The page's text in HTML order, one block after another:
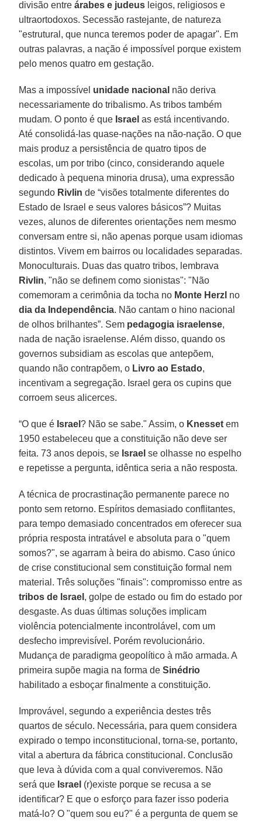
divisão entreárabes e judeus leigos, religiosos e
ultraortodoxos. Secessão rastejante, de natureza
"estrutural, que nunca teremos poder de apagar". Em
outras palavras, a nação é impossível porque existem
pelo menos quatro em gestação.
Mas a impossível unidade nacional não deriva
necessariamente do tribalismo. As tribos também
mudam. O ponto é que Israel as está incentivando.
Até consolidá-las quase-nações na não-nação. O que
mais produz a persistência de quatro tipos de
escolas, um por tribo (cinco, considerando aquele
dedicado à pequena minoria drusa), uma expressão
segundo Rivlin de “visões totalmente diferentes do
Estado de Israel e seus valores básicos”? Muitas
vezes, alunos de diferentes orientações nem mesmo
conversam entre si, não apenas porque usam idiomas
distintos. Vivem em bairros ou localidades separadas.
Monoculturais. Duas das quatro tribos, lembrava
Rivlin, "não se definem como sionistas": "Não
comemoram a cerimônia da tocha no Monte Herzl no
dia da Independência. Não cantam o hino nacional
de olhos brilhantes”. Sem pedagogia israelense,
nada de nação israelense. Além disso, quando os
governos subsidiam as escolas que antepõem,
quando não contrapõem, o Livro ao Estado,
incentivam a segregação. Israel gera os cupins que
corroem seus alicerces.
“O que é Israel? Não se sabe." Assim, o Knesset em
1950 estabeleceu que a constituição não deve ser
feita. 73 anos depois, se Israel se olhasse no espelho
e repetisse a pergunta, idêntica seria a não resposta.
A técnica de procrastinação permanente parece no
ponto sem retorno. Espíritos demasiado conflitantes,
para tempo demasiado concentrados em oferecer sua
própria resposta intratável e absoluta para o "quem
somos?", se agarram à beira do abismo. Caso único
de crise constitucional sem constituição formal nem
material. Três soluções "finais": compromisso entre as
tribos de Israel , golpe de estado ou fim do estado por
desgaste. As duas últimas soluções implicam
violência potencialmente incontrolável, com um
desfecho imprevisível. Porém revolucionário.
Mudança de paradigma geopolítico à mão armada. A
primeira supõe magia na forma deSinédrio
habilitado a esboçar finalmente a constituição.
Improvável, segundo a experiência destes três
quartos de século. Necessária, para quem considera
expirado o tempo inconstitucional, torna-se, portanto,
vital a abertura da fábrica constitucional. Conclusão
que leva à dúvida com a qual conviveremos. Não
será que Israel (r)existe porque se recusa a se
identificar? E que o esforço para fazer isso poderia
matá-lo? O "quem sou eu?" é a pergunta de quem se